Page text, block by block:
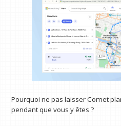
Pourquoi ne pas laisser Comet
pendant que vous y êtes ?